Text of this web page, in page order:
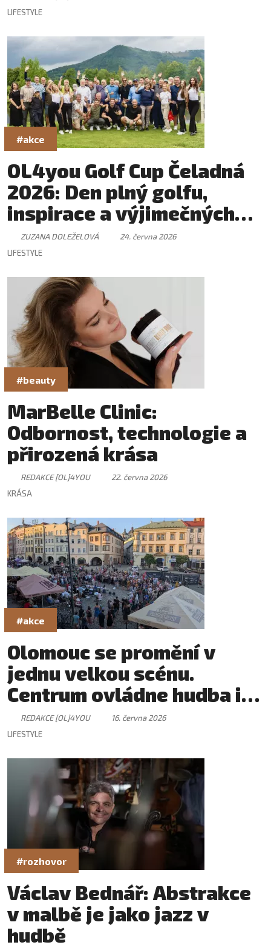
LIFESTYLE
#akce
OL4you Golf Cup Čeladná
2026: Den plný golfu,
inspirace a výjimečných
setkání
ZUZANA DOLEŽELOVÁ
24. června 2026
LIFESTYLE
#beauty
MarBelle Clinic:
Odbornost, technologie a
přirozená krása
REDAKCE [OL]4YOU
22. června 2026
KRÁSA
#akce
Olomouc se promění v
jednu velkou scénu.
Centrum ovládne hudba i
skvělá atmosféra
REDAKCE [OL]4YOU
16. června 2026
LIFESTYLE
#rozhovor
Václav Bednář: Abstrakce
v malbě je jako jazz v
hudbě